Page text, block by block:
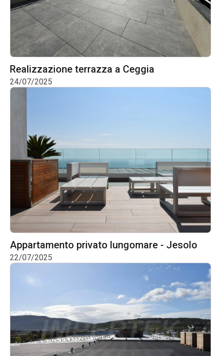
Realizzazione terrazza a Ceggia
24/07/2025
Appartamento privato lungomare - Jesolo
22/07/2025